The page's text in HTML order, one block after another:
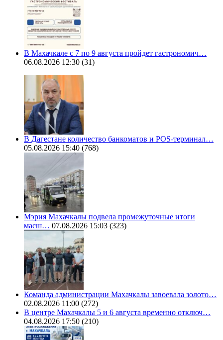
В Махачкале с 7 по 9 августа пройдет гастрономич…
06.08.2026 12:30 (31)
В Дагестане количество банкоматов и POS-терминал…
05.08.2026 15:40 (768)
Мэрия Махачкалы подвела промежуточные итоги
масш… 07.08.2026 15:03 (323)
Команда администрации Махачкалы завоевала золото…
02.08.2026 11:00 (272)
В центре Махачкалы 5 и 6 августа временно отключ…
04.08.2026 17:50 (210)